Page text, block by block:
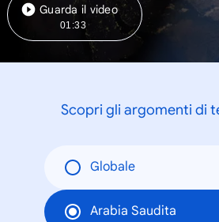
Guarda il video
01:33
Scopri gli argomenti di
Globale
Arabia Saudita